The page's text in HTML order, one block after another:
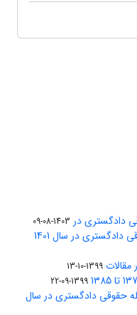
دادگستری در 1403-08-09
در سال 1401
1399-10-13
1399-09-22
حقوقی دادگستری در سال